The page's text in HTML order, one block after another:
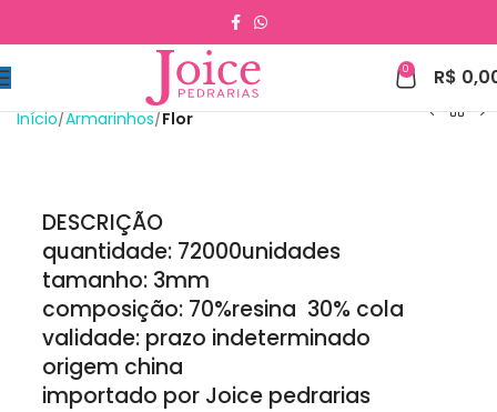
0 R$
Início Armarinhos Flor
DESCRIÇÃO
quantidade: 72000unidades
tamanho: 3mm
composição: 70%resina 30% cola
validade: prazo indeterminado
origem china
importado por Joice pedrarias